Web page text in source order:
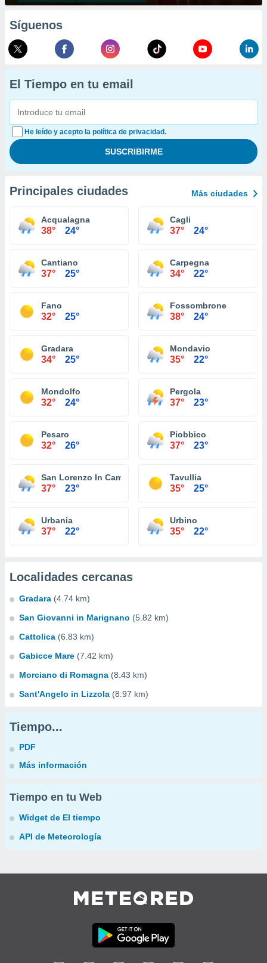
Síguenos
El Tiempo en tu email
He leído y acepto la política de privacidad.
Principales ciudades Más ciudades
Acqualagna
38° 24°
Cagli
37° 24°
Cantiano
37° 25°
Carpegna
34° 22°
Fano
32° 25°
Fossombrone
38° 24°
Gradara
34° 25°
Mondavio
35° 22°
Mondolfo
32° 24°
Pergola
37° 23°
Pesaro
32° 26°
Piobbico
37° 23°
San Lorenzo In Campo
37° 23°
Tavullia
35° 25°
Urbania
37° 22°
Urbino
35° 22°
Localidades cercanas
Gradara (4.74 km)
San Giovanni in Marignano (5.82 km)
Cattolica (6.83 km)
Gabicce Mare (7.42 km)
Morciano di Romagna (8.43 km)
Sant'Angelo in Lizzola (8.97 km)
Tiempo...
PDF
Más información
Tiempo en tu Web
Widget de El tiempo
API de Meteorología